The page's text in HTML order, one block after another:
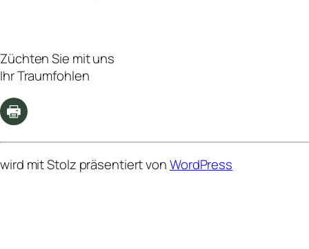
Züchten Sie mit uns
Ihr Traumfohlen
wird mit Stolz präsentiert vonWordPress